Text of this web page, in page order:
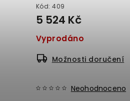
Kód: 409
5 524 Kč
Vyprodáno
Možnosti doručení
Neohodnoceno